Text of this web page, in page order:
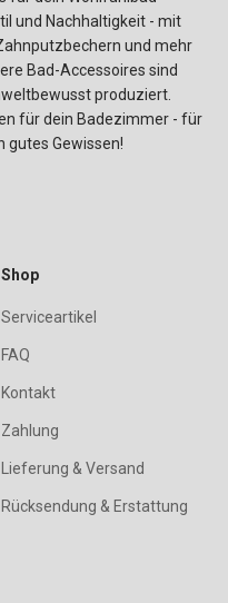
und Nachhaltigkeit - mit
und mehr
Bad-Accessoires sind
produziert.
für dein Badezimmer - für
gutes Gewissen!
Shop
Serviceartikel
FAQ
Kontakt
Zahlung
Lieferung & Versand
Rücksendung & Erstattung